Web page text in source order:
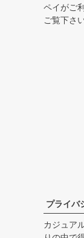
ペイがご
ご覧下さい
プライバ
カジュア